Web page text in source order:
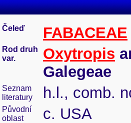
Čeleď FABACEAE
Rod druh
var.
Oxytropis
Galegeae
Seznam
literatury
h.l., comb.
Původní
oblast
c. USA